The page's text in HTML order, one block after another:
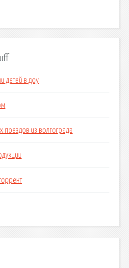
детей в доу
поездов из волгограда